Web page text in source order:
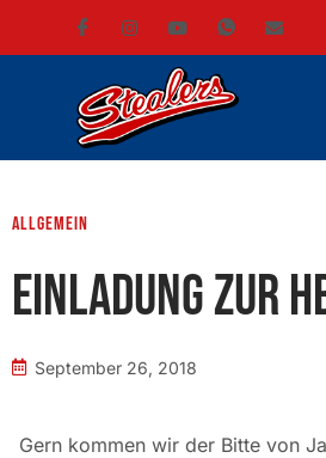
Allgemein
Einladung zur
September 26, 2018
Gern kommen wir der Bitte von